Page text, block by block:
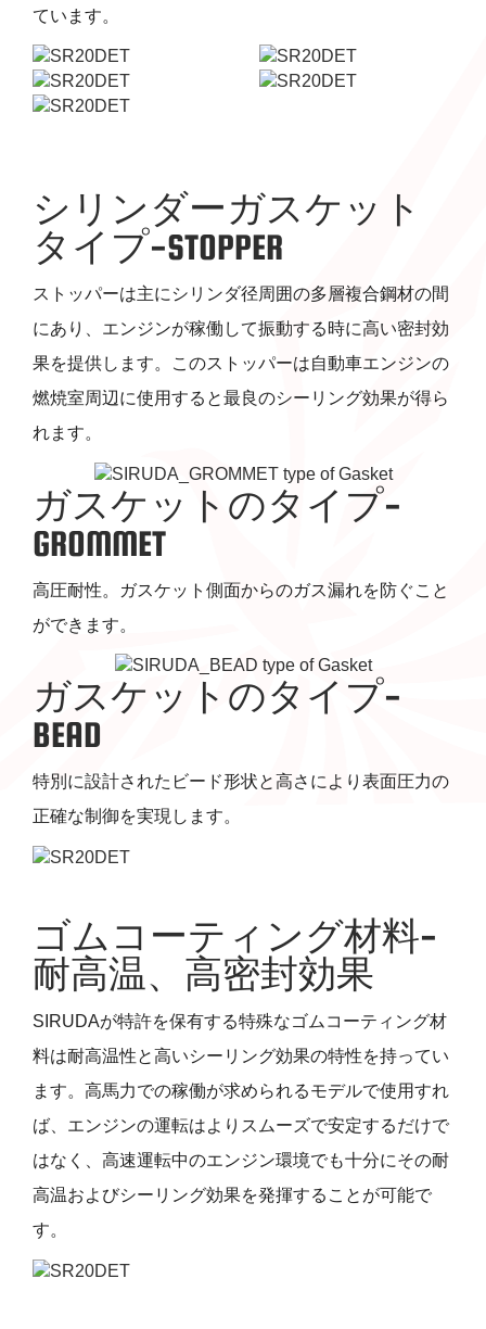
ています。
シリンダーガスケット
タイプ-STOPPER
ストッパーは主にシリンダ径周囲の多層複合鋼材の間
にあり、エンジンが稼働して振動する時に高い密封効
果を提供します。このストッパーは自動車エンジンの
燃焼室周辺に使用すると最良のシーリング効果が得ら
れます。
ガスケットのタイプ-
GROMMET
高圧耐性。ガスケット側面からのガス漏れを防ぐこと
ができます。
ガスケットのタイプ-
BEAD
特別に設計されたビード形状と高さにより表面圧力の
正確な制御を実現します。
ゴムコーティング材料-
耐高温、高密封効果
SIRUDAが特許を保有する特殊なゴムコーティング材
料は耐高温性と高いシーリング効果の特性を持ってい
ます。高馬力での稼働が求められるモデルで使用すれ
ば、エンジンの運転はよりスムーズで安定するだけで
はなく、高速運転中のエンジン環境でも十分にその耐
高温およびシーリング効果を発揮することが可能で
す。